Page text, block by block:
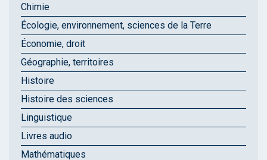
Chimie
Écologie, environnement, sciences de la Terre
Économie, droit
Géographie, territoires
Histoire
Histoire des sciences
Linguistique
Livres audio
Mathématiques